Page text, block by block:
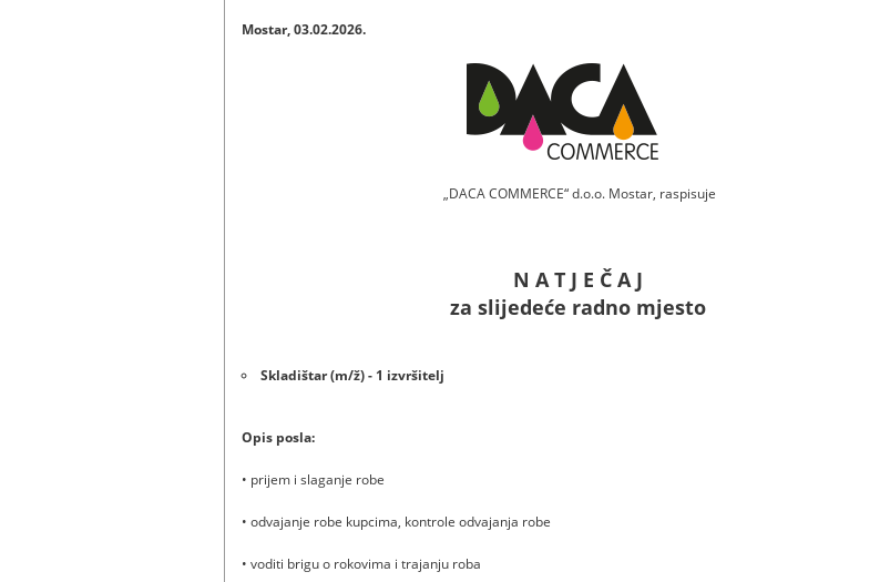
Mostar, 03.02.2026.
„DACA COMMERCE“ d.o.o. Mostar, raspisuje
N A T J E Č A J
za slijedeće radno mjesto
Skladištar (m/ž) - 1 izvršitelj
Opis posla:
• prijem i slaganje robe
• odvajanje robe kupcima, kontrole odvajanja robe
• voditi brigu o rokovima i trajanju roba